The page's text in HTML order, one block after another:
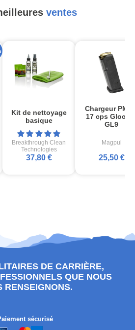
ventes
Kit de nettoyage
basique
Breakthrough Clean
Technologies
37,80 €
Chargeur
17 cps
GL9
Magpul
25,50 €
DE CARRIÈRE,
QUE NOUS
RENSEIGNONS.
sécurisé